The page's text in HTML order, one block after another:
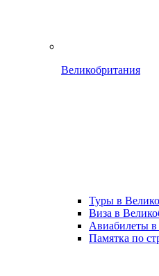
Великобритания
Туры в
Виза в
Авиабилеты
Памятка по